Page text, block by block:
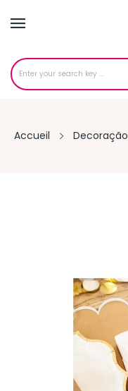
Accueil Decoração